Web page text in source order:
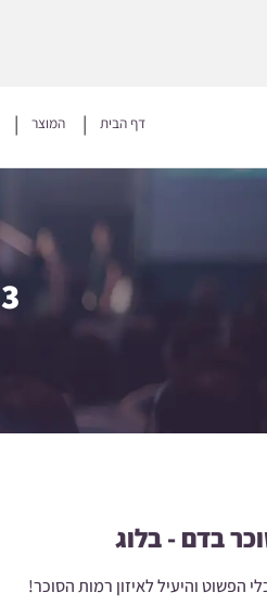
דף הבית המוצר
3 טיפים יעילים לניהול סוכרת – ממשיכים!
בדם - בלוג
הפשוט והיעיל לאיזון רמות הסוכר!